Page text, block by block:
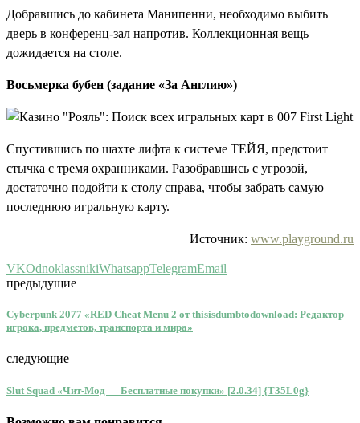
Добравшись до кабинета Манипенни, необходимо выбить
дверь в конференц-зал напротив. Коллекционная вещь
дожидается на столе.
Восьмерка бубен (задание «За Англию»)
Спустившись по шахте лифта к системе ТЕЙЯ, предстоит
стычка с тремя охранниками. Разобравшись с угрозой,
достаточно подойти к столу справа, чтобы забрать самую
последнюю игральную карту.
Источник: www.playground.ru
VKOdnoklassnikiWhatsappTelegramEmail
предыдущие
Cyberpunk 2077 «RED Cheat Menu 2 от thisisdumbtodownload: Редактор
игрока, предметов, транспорта и мира»
следующие
Slut Squad «Чит-Мод — Бесплатные покупки» [2.0.34] {T35L0g}